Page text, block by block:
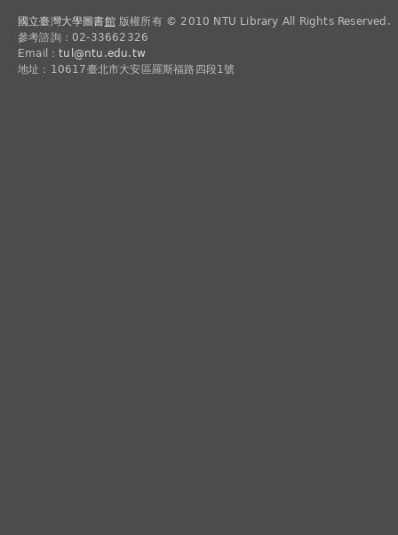
國立臺灣大學圖書館版權所有 © 2010 NTU Library All Rights Reserved.
參考諮詢：02-33662326
Email：tul@ntu.edu.tw
地址：10617臺北市大安區羅斯福路四段1號